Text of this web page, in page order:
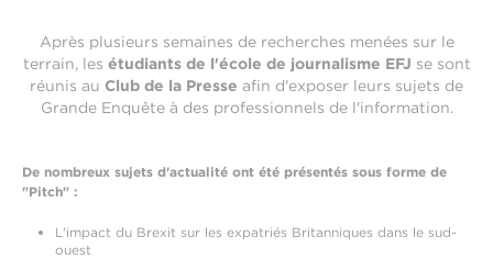
Après plusieurs semaines de recherches menées sur le
terrain, les étudiants de l'école de journalisme EFJ se sont
réunis au Club de la Presse afin d'exposer leurs sujets de
Grande Enquête à des professionnels de l'information.
De nombreux sujets d'actualité ont été présentés sous forme de
"Pitch" :
L’impact du Brexit sur les expatriés Britanniques dans le sud-
ouest